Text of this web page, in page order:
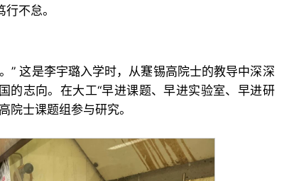
不怠。
” 这是李宇璐入学时，从蹇锡高院士的教导中深深
的志向。在大工“早进课题、早进实验室、早进研
院士课题组参与研究。